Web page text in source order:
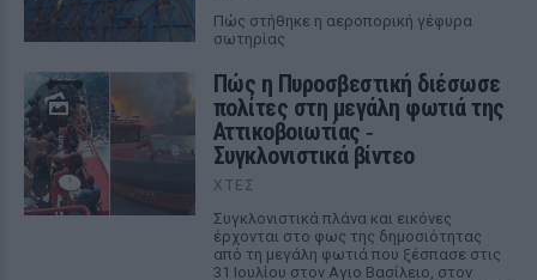
Πώς στήθηκε η αεροπορική γέφυρα
σωτηρίας
Πώς η Πυροσβεστική διέσωσε
πολίτες στη μεγάλη φωτιά της
Αττικοβοιωτίας ‑
Συγκλονιστικά βίντεο
ΧΤΕΣ
Συγκλονιστικά πλάνα και εικόνες
έρχονται στο φως της δημοσιότητας
από τη μεγάλη φωτιά που ξέσπασε στις
31 Ιουλίου στον Αγιο Βασίλειο, στον